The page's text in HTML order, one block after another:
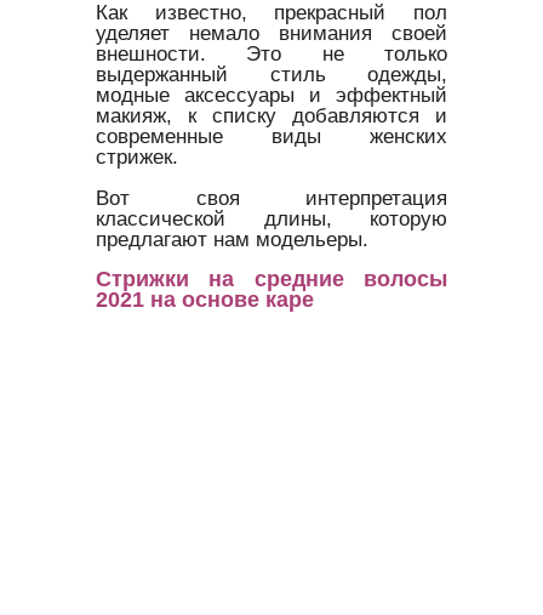
Как известно, прекрасный пол
уделяет немало внимания своей
внешности. Это не только
выдержанный стиль одежды,
модные аксессуары и эффектный
макияж, к списку добавляются и
современные виды женских
стрижек.
Вот своя интерпретация
классической длины, которую
предлагают нам модельеры.
Стрижки на средние волосы
2021 на основе каре